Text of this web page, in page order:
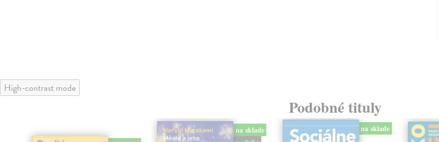
High-contrast mode
Podobné tituly
na sklade
na sklade